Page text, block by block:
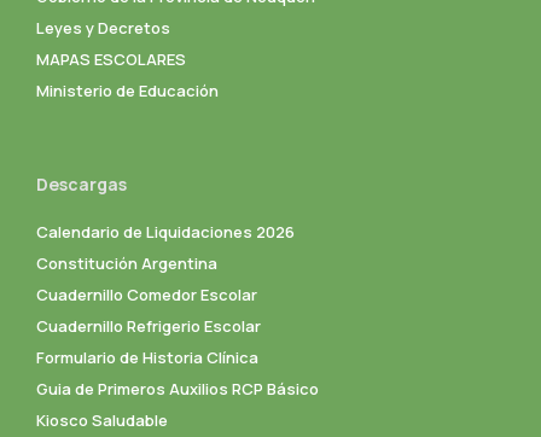
Leyes y Decretos
MAPAS ESCOLARES
Ministerio de Educación
Descargas
Calendario de Liquidaciones 2026
Constitución Argentina
Cuadernillo Comedor Escolar
Cuadernillo Refrigerio Escolar
Formulario de Historia Clínica
Guia de Primeros Auxilios RCP Básico
Kiosco Saludable